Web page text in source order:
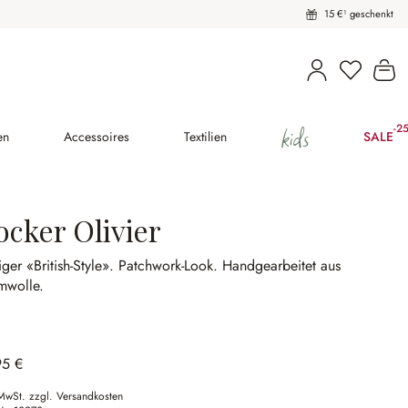
15 €¹ geschenkt
Du hast
Accessoires Textilien kids SALE-
Olivier
«British-Style». Patchwork-Look. Handgearbeitet aus
€
zzgl. Versandkosten